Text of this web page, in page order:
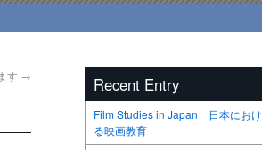
す → Recent Entry
Film Studies in Japan 日本におけ
る映画教育